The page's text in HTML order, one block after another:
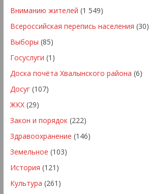
Вниманию жителей (1 549)
Всероссийская перепись населения (30)
Выборы (85)
Госуслуги (1)
Доска почёта Хвалынского района (6)
Досуг(107)
ЖКХ(29)
Закон и порядок(222)
Здравоохранение (146)
Земельное (103)
История (121)
Культура (261)